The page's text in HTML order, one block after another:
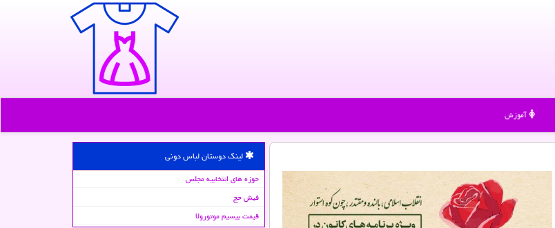
آموزش
لینک دوستان لباس دونی
حوزه های انتخابیه مجلس
فیش حج
قیمت بیسیم موتورولا